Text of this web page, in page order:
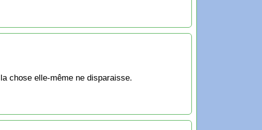
chose elle-même ne disparaisse.